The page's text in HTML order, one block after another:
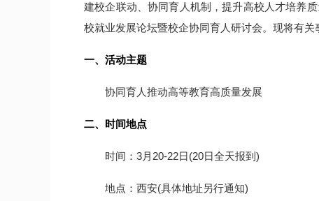
建校企联动、协同育人机制，提升高校人才培养
校就业发展论坛暨校企协同育人研讨会。现将有关
一、活动主题
协同育人推动高等教育高质量发展
二、时间地点
时间：3月20-22日(20日全天报到)
地点：西安(具体地址另行通知)